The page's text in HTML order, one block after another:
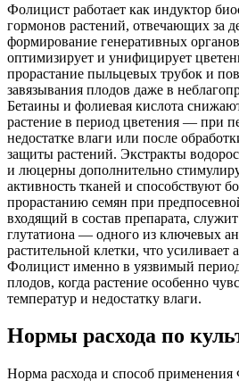
Фолицист работает как индуктор
гормонов растений, отвечающих за
формирование генеративных
оптимизирует и унифицирует
прорастание пыльцевых трубок и
завязывания плодов даже в
Бетаины и фолиевая кислота
растение в период цветения — при
недостатке влаги или после
защиты растений. Экстракты
и люцерны дополнительно
активность тканей и способствуют
прорастанию семян при
входящий в состав препарата,
глутатиона — одного из ключевых
растительной клетки, что усиливает
Фолицист именно в уязвимый
плодов, когда растение особенно
температур и недостатку влаги.
Нормы расхода по
Норма расхода и способ применения